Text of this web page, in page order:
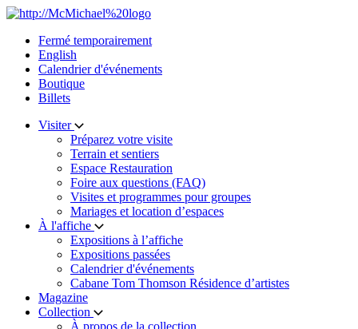
Skip
contentFermé temporairement
English
Calendrier d'événements
Boutique
Billets
Visiter
Préparez votre visite
Terrain et sentiers
Espace Restauration
Foire aux questions (FAQ)
Visites et programmes pour groupes
Mariages et location d’espaces
À l'affiche
Expositions à l’affiche
Expositions passées
Calendrier d'événements
Cabane Tom Thomson Résidence d’artistes
Magazine
Collection
À propos de la collection